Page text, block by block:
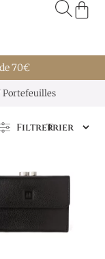
70€
Portefeuilles
Filtrer